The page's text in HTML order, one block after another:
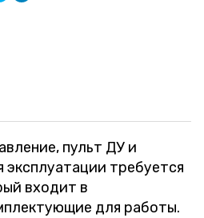
пульт ДУ и
эксплуатации требуется
входит в
для работы.